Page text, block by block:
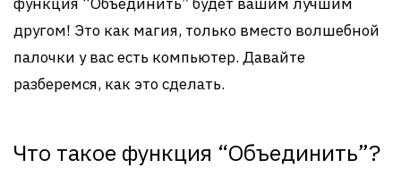
другом! Это как магия, только вместо волшебной
палочки у вас есть компьютер. Давайте
разберемся, как это сделать.
Что такое функция “Объединить”?